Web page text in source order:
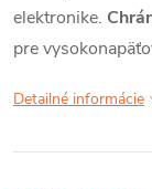
elektronike.
pre
Detailné informácie